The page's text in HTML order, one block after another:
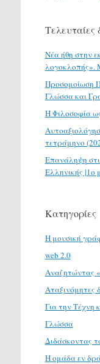
Τελευταίες
Νέα ήθη στην
λογοκλοπής».
Προσομοίωση
Γλώσσα και
H Φιλοσοφία
τετράμηνο
Επανάληψη
Ελληνικής |1ο
Κατηγορίες
H μουσική
web 2.0
Αναζητώντας
Αταξινόμητες
Για την Τέχνη
Γλώσσα
Διδάσκοντας
Η ομάδα εν